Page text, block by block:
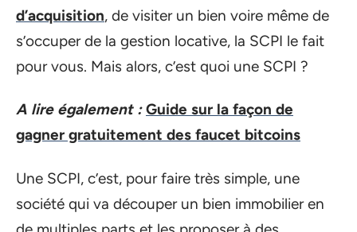
d’acquisition, de visiter un bien voire même de
s’occuper de la gestion locative, la SCPI le fait
pour vous. Mais alors, c’est quoi une SCPI ?
A lire également : Guide sur la façon de
gagner gratuitement des faucet bitcoins
Une SCPI, c’est, pour faire très simple, une
société qui va découper un bien immobilier en